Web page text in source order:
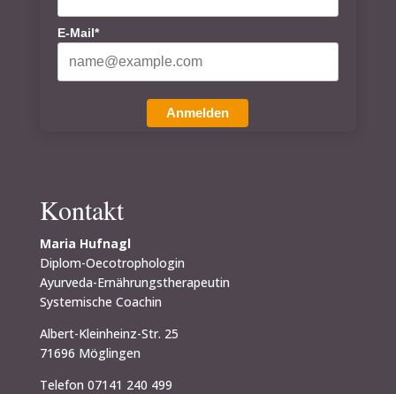
E-Mail*
Anmelden
Kontakt
Maria Hufnagl
Diplom-Oecotrophologin
Ayurveda-Ernährungstherapeutin
Systemische Coachin
Albert-Kleinheinz-Str. 25
71696 Möglingen
Telefon 07141 240 499